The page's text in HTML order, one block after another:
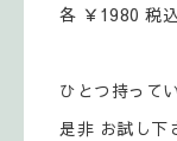
各 ￥1980 税
ひとつ持って
是非 お試し下